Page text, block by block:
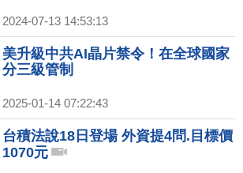
2024-07-13 14:53:13
美升級中共AI晶片禁令！在全球國家
分三級管制
2025-01-14 07:22:43
台積法說18日登場 外資提4問.目標價
1070元